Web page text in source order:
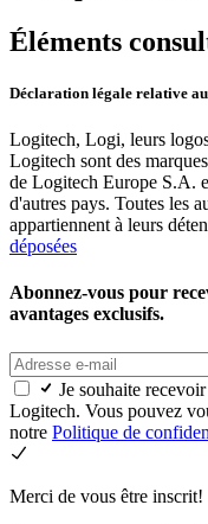
Éléments
Déclaration légale relative
Logitech, Logi, leurs
Logitech sont des
de Logitech Europe S.A.
d'autres pays. Toutes les
appartiennent à leurs
déposées
Abonnez-vous pour
avantages exclusifs.
Je souhaite
Logitech. Vous pouvez
notre Politique de
Merci de vous être inscrit!